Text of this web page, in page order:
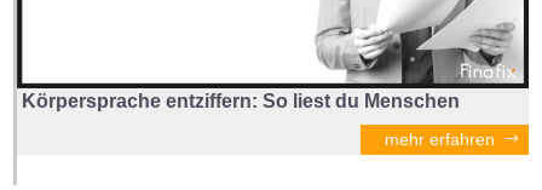
Körpersprache entziffern: So liest du Menschen
mehr erfahren